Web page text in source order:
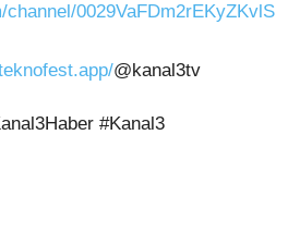
0029VaFDm2rEKyZKvlS
@kanal3tv
#Kanal3